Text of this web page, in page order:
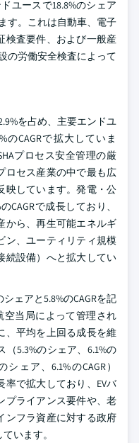
ユースで18.8%のシェア
す。これは自動車、電子
検査要件、および一般産
の労働安全検査によって
を占め、主要エンドユ
CAGRで拡大していま
プロセス安全管理の厳
ロセス産業の中で最も広
映しています。発電・公
CAGRで成長しており、
から、再生可能エネルギ
ン、ユーティリティ規模
続設備）へと拡大してい
ェアと5.8%のCAGRを記
空当局によって管理され
、平均を上回る成長を維
5.3%のシェア、6.1%の
ェア、6.1%のCAGR）
で拡大しており、EVバ
プライアンス要件や、老
ンフラ資産に対する政府
います。